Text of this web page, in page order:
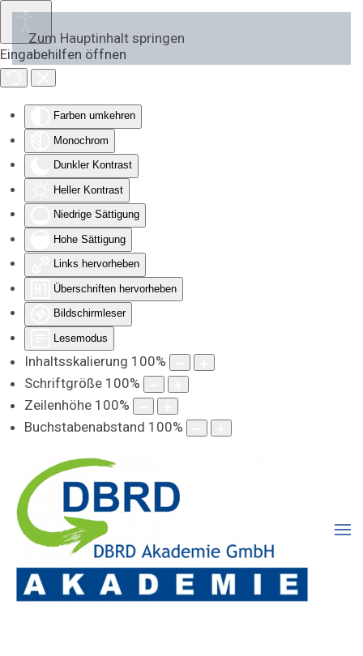
Eingabehilfen öffnen
Farben umkehren
Monochrom
Dunkler Kontrast
Heller Kontrast
Niedrige Sättigung
Hohe Sättigung
Links hervorheben
Überschriften hervorheben
Bildschirmleser
Lesemodus
Inhaltsskalierung 100%
Schriftgröße 100%
Zeilenhöhe 100%
Buchstabenabstand 100%
Zum Hauptinhalt springen